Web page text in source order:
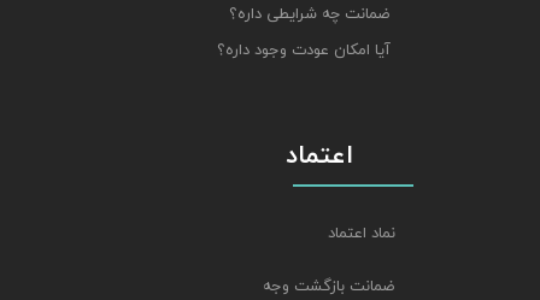
ضمانت چه شرایطی داره؟
آیا امکان عودت وجود داره؟
اعتماد
نماد اعتماد
ضمانت بازگشت وجه